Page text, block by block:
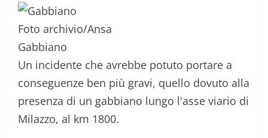
Foto archivio/Ansa
Gabbiano
Un incidente che avrebbe potuto portare a
conseguenze ben più gravi, quello dovuto alla
presenza di un gabbiano lungo l'asse viario di
Milazzo, al km 1800.